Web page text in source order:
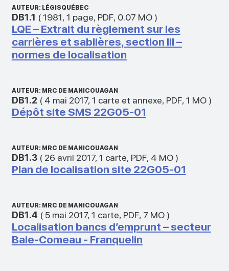
AUTEUR: LÉGISQUÉBEC
DB1.1 (1981, 1 page, PDF, 0.07 MO)
LQE – Extrait du règlement sur les
carrières et sablières, section III –
normes de localisation
AUTEUR: MRC DE MANICOUAGAN
DB1.2 ( 4 mai 2017, 1 carte et annexe, PDF, 1 MO)
Dépôt site SMS 22G05-01
AUTEUR: MRC DE MANICOUAGAN
DB1.3( 26 avril 2017, 1 carte, PDF, 4 MO)
Plan de localisation site 22G05-01
AUTEUR: MRC DE MANICOUAGAN
DB1.4 ( 5 mai 2017, 1 carte, PDF, 7 MO)
Localisation bancs d’emprunt – secteur
Baie‑Comeau - Franquelin